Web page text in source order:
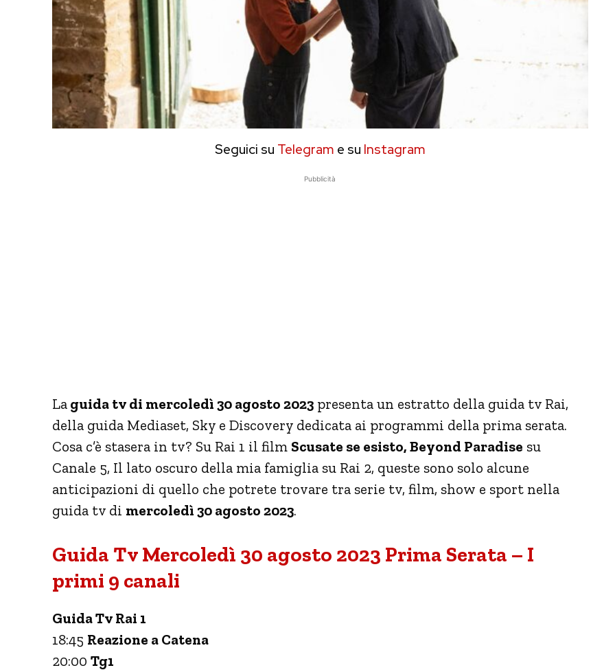
Seguici su Telegram e su Instagram
Pubblicità
La guida tv di mercoledì 30 agosto 2023 presenta un estratto della guida tv Rai,
della guida Mediaset, Sky e Discovery dedicata ai programmi della prima serata.
Cosa c’è stasera in tv? Su Rai 1 il film Scusate se esisto, Beyond Paradise su
Canale 5, Il lato oscuro della mia famiglia su Rai 2, queste sono solo alcune
anticipazioni di quello che potrete trovare tra serie tv, film, show e sport nella
guida tv di mercoledì 30 agosto 2023.
Guida Tv Mercoledì 30 agosto 2023 Prima Serata – I
primi 9 canali
Guida Tv Rai 1
18:45 Reazione a Catena
20:00 Tg1